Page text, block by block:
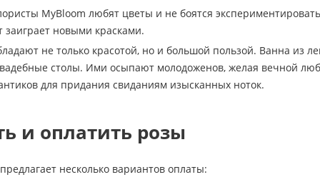
MyBloom любят цветы и не боятся
заиграет новыми красками.
не только красотой, но и большой пользой. Ванна из
столы. Ими осыпают молодоженов, желая вечной
для придания свиданиям изысканных ноток.
и оплатить розы
несколько вариантов оплаты: